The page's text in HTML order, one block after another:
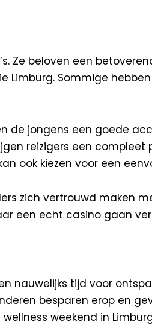
Ze beloven een
Limburg. Sommige
de jongens een goede
reizigers een compleet
ook kiezen voor een
zich vertrouwd maken
een echt casino gaan
nauwelijks tijd voor
besparen erop en
weekend in